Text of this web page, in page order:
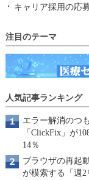
キャリア採用の応
注目のテーマ
人気記事ランキング
エラー解消のつ
「ClickFix」が
14％
ブラウザの再起
が模索する「週